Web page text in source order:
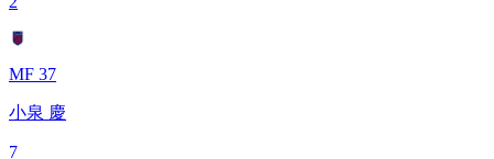
MF 37
小泉 慶
7